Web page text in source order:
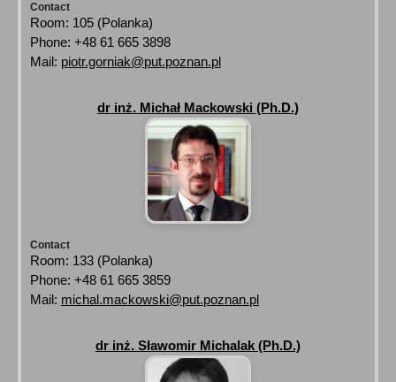
Contact
Room: 105 (Polanka)
Phone: +48 61 665 3898
Mail: piotr.gorniak@put.poznan.pl
dr inż. Michał Mackowski (Ph.D.)
Contact
Room: 133 (Polanka)
Phone: +48 61 665 3859
Mail: michal.mackowski@put.poznan.pl
dr inż. Sławomir Michalak (Ph.D.)